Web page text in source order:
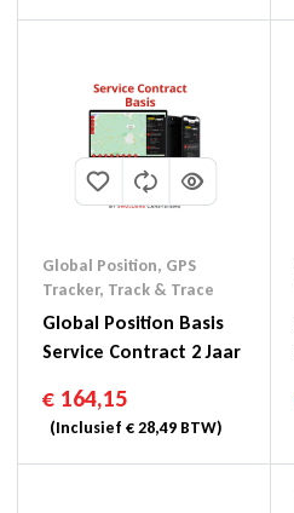
Global Position, GPS
Tracker, Track & Trace
Global Position Basis
Service Contract 2 Jaar
€ 164,15
(Inclusief €28,49 BTW)